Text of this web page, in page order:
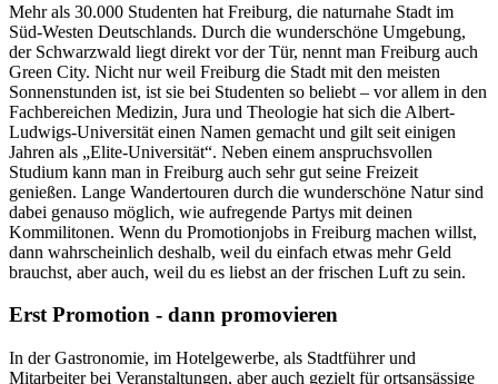
Mehr als 30.000 Studenten hat Freiburg, die naturnahe Stadt im
Süd-Westen Deutschlands. Durch die wunderschöne Umgebung,
der Schwarzwald liegt direkt vor der Tür, nennt man Freiburg auch
Green City. Nicht nur weil Freiburg die Stadt mit den meisten
Sonnenstunden ist, ist sie bei Studenten so beliebt – vor allem in den
Fachbereichen Medizin, Jura und Theologie hat sich die Albert-
Ludwigs-Universität einen Namen gemacht und gilt seit einigen
Jahren als „Elite-Universität“. Neben einem anspruchsvollen
Studium kann man in Freiburg auch sehr gut seine Freizeit
genießen. Lange Wandertouren durch die wunderschöne Natur sind
dabei genauso möglich, wie aufregende Partys mit deinen
Kommilitonen. Wenn du Promotionjobs in Freiburg machen willst,
dann wahrscheinlich deshalb, weil du einfach etwas mehr Geld
brauchst, aber auch, weil du es liebst an der frischen Luft zu sein.
Erst Promotion - dann promovieren
In der Gastronomie, im Hotelgewerbe, als Stadtführer und
Mitarbeiter bei Veranstaltungen, aber auch gezielt für ortsansässige